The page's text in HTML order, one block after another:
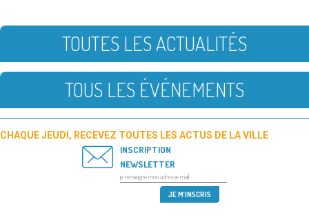
TOUTES LES ACTUALITÉS
TOUS LES ÉVÉNEMENTS
CHAQUE JEUDI, RECEVEZ TOUTES LES ACTUS DE LA VILLE
INSCRIPTION
NEWSLETTER